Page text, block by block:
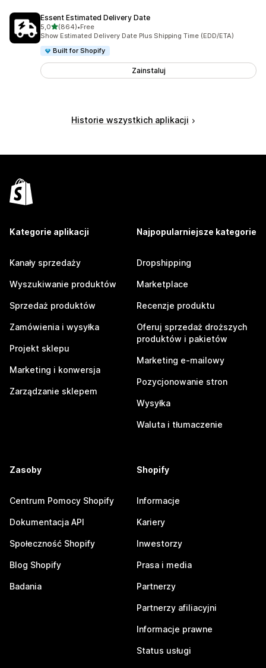
Essent Estimated Delivery Date
5,0na 5 gwiazdek
(864)
Łączna liczba recenzji: 864
•Free
Show Estimated Delivery Date Plus Shipping Time (EDD/ETA)
Built for Shopify
Zainstaluj
Historie wszystkich aplikacji
Kategorie aplikacji
Kanały sprzedaży
Wyszukiwanie produktów
Sprzedaż produktów
Zamówienia i wysyłka
Projekt sklepu
Marketing i konwersja
Zarządzanie sklepem
Najpopularniejsze kategorie
Dropshipping
Marketplace
Recenzje produktu
Oferuj sprzedaż droższych
produktów i pakietów
Marketing e-mailowy
Pozycjonowanie stron
Wysyłka
Waluta i tłumaczenie
Zasoby
Centrum Pomocy Shopify
Dokumentacja API
Społeczność Shopify
Blog Shopify
Badania
Shopify
Informacje
Kariery
Inwestorzy
Prasa i media
Partnerzy
Partnerzy afiliacyjni
Informacje prawne
Status usługi